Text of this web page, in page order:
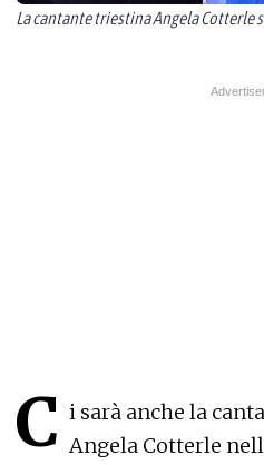
La cantante triestina Angela Cotterle
C i sarà anche la
Angela Cotterle